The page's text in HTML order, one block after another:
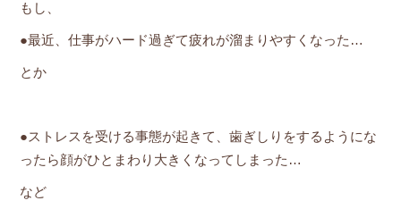
もし、
●最近、仕事がハード過ぎて疲れが溜まりやすくなった…
とか
●ストレスを受ける事態が起きて、歯ぎしりをするようにな
ったら顔がひとまわり大きくなってしまった…
など